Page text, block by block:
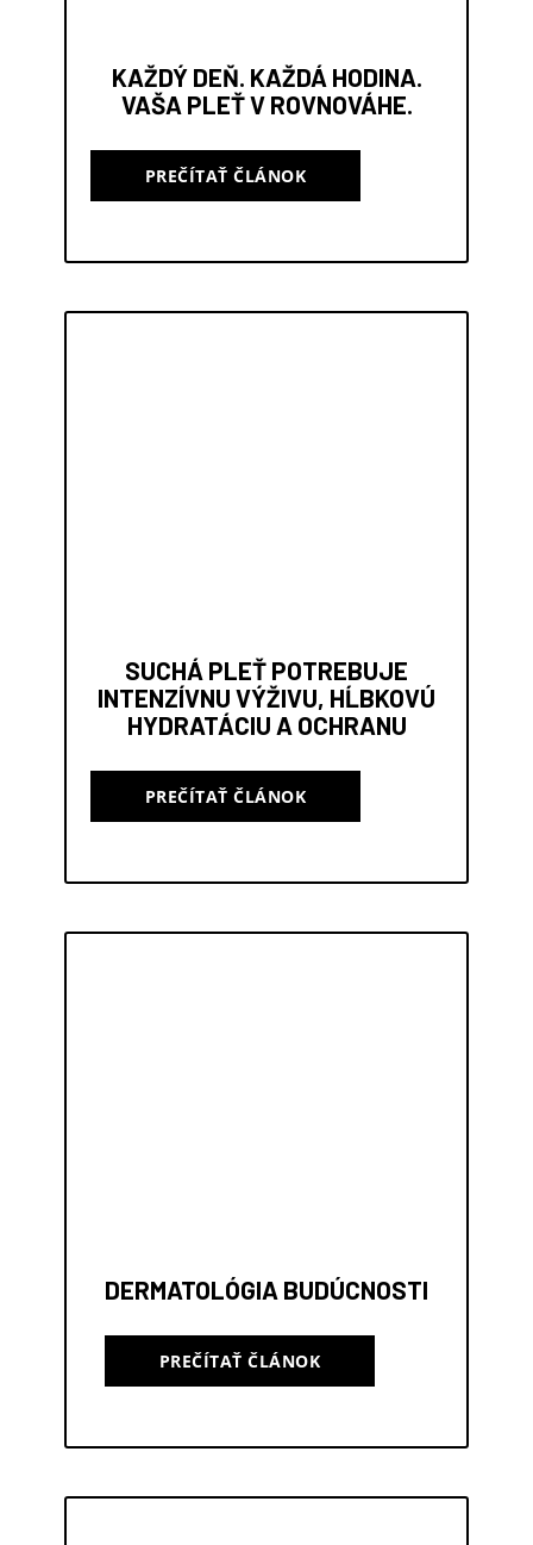
KAŽDÝ DEŇ. KAŽDÁ HODINA.
VAŠA PLEŤ V ROVNOVÁHE.
PREČÍTAŤ ČLÁNOK
SUCHÁ PLEŤ POTREBUJE
INTENZÍVNU VÝŽIVU, HĹBKOVÚ
HYDRATÁCIU A OCHRANU
PREČÍTAŤ ČLÁNOK
DERMATOLÓGIA BUDÚCNOSTI
PREČÍTAŤ ČLÁNOK